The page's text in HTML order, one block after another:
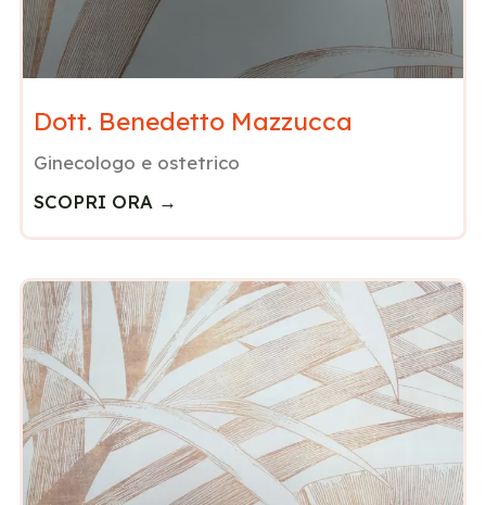
Dott. Benedetto Mazzucca
Ginecologo e ostetrico
SCOPRI ORA →